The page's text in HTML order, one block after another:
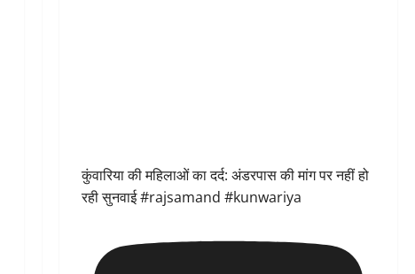
कुंवारिया की महिलाओं का दर्द: अंडरपास की मांग पर नहीं हो
रही सुनवाई #rajsamand #kunwariya